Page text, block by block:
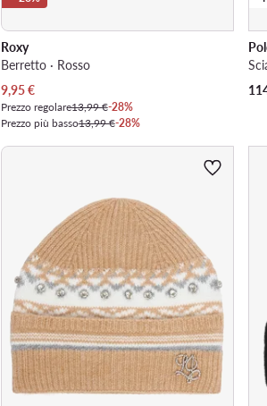
Roxy
Berretto · Rosso
Prezzo attuale
9,95€
Prezzo regolare13,99 €-28%
Prezzo più basso13,99 €-28%